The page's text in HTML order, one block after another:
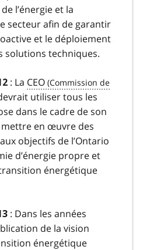
l’énergie et la
secteur afin de garantir
et le déploiement
solutions techniques.
: La CEO
utiliser tous les
dans le cadre de son
en œuvre des
objectifs de l’Ontario
d’énergie propre et
énergétique
: Dans les années
de la vision
énergétique